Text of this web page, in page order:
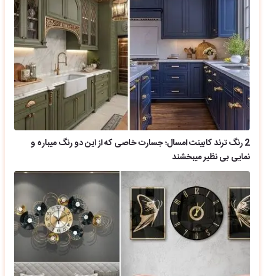
2 رنگ ترند کابینت امسال؛ جسارت خاصی که از این دو رنگ میباره و
نمایی بی نظیر میبخشند